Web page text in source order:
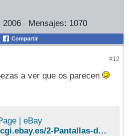
2006 Mensajes: 1070
Compartir
#12
a ver que os parecen
| eBay
http://cgi.ebay.es/2-Pantallas-de-7-TFT-LCD-Reposacabezas-de-Cuero-Beige_W0QQitemZ260101026075QQcategoryZ73588QQrdZ1QQssPageNameZWD10VQQcmdZViewItem#ebayphotohosting